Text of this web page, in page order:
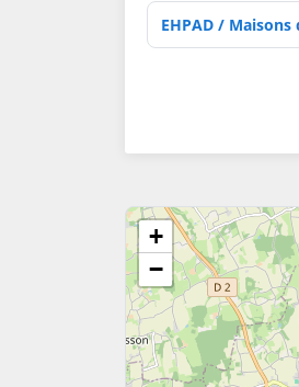
Activités de soins
+
−